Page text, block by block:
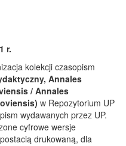
r.
kolekcji czasopism
Annales
/ Annales
w Repozytorium UP
wydawanych przez UP.
cyfrowe wersje
drukowaną, dla